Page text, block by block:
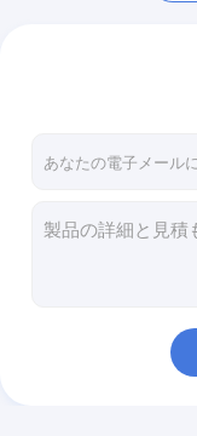
使い た 円形 織
使用されたエク
使った巻き機